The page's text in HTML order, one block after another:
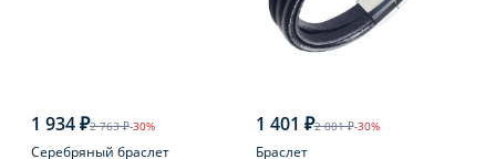
1 934 ₽2 763 ₽-30%
Серебряный браслет
1 401 ₽2 001 ₽-30%
Браслет